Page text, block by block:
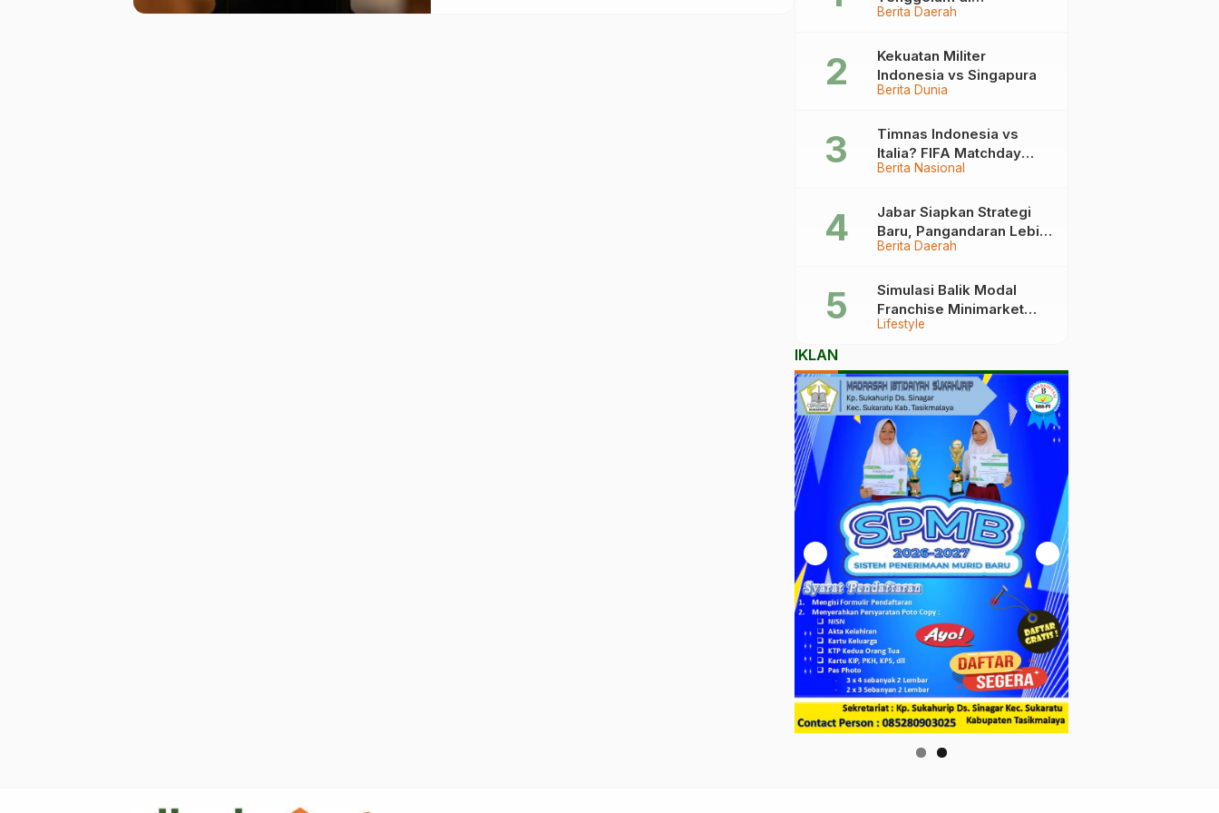
Berita Daerah
Pangandaran Berakhir
Berita Dunia
Kekuatan Militer
Indonesia vs Singapura
Berita Nasional
Timnas Indonesia vs
Italia? FIFA Matchday
2026 Jadi Laga Terbesar
Berita Daerah
Jabar Siapkan Strategi
Baru, Pangandaran Lebih
Mudah Dijangkau
Lifestyle
Simulasi Balik Modal
Franchise Minimarket
2026
IKLAN